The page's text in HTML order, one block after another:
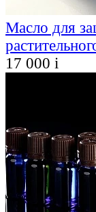
Масло для
17 000 i